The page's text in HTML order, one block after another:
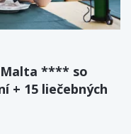
Malta **** so
+ 15 liečebných